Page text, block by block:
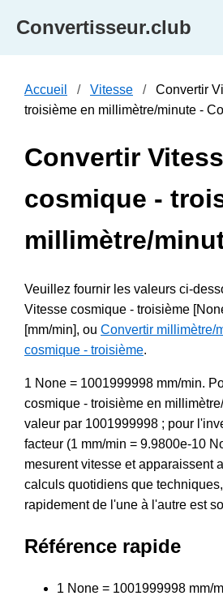
Convertisseur.club
Accueil Vitesse
Convertir
troisième en millimètre/minute -
Convertir
cosmique -
millimètre/
Veuillez fournir les valeurs ci-
Vitesse cosmique - troisième
[mm/min], ou Convertir millimètre/
cosmique - troisième.
1 None = 1001999998 mm/min.
cosmique - troisième en
valeur par 1001999998 ; pour
facteur (1 mm/min = 9.9800e-10
mesurent vitesse et apparaissent
calculs quotidiens que
rapidement de l'une à l'autre est
Référence rapide
1 None = 1001999998 mm/